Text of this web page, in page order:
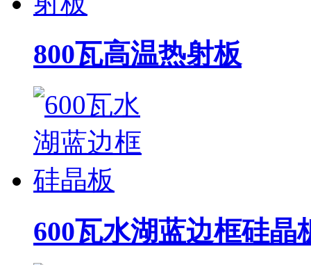
800瓦高温热射板
600瓦水湖蓝边框硅晶